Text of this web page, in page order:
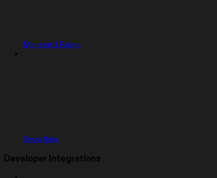
Microsoft Fabric
Snowflake
Developer Integrations